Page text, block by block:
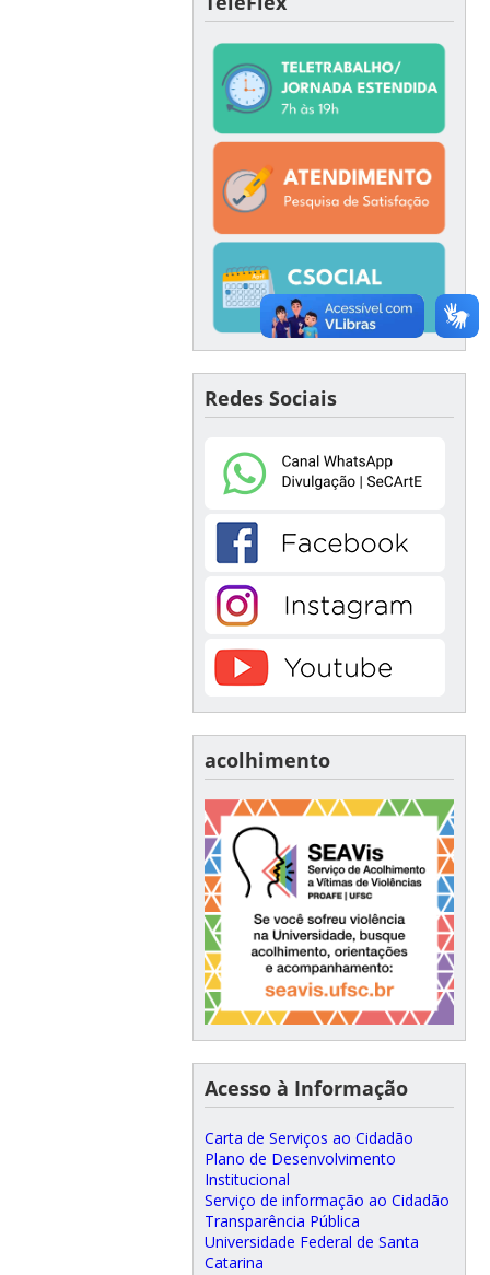
Redes Sociais
acolhimento
Acesso à Informação
Carta de Serviços ao Cidadão
Plano de Desenvolvimento
Institucional
Serviço de informação ao Cidadão
Transparência Pública
Universidade Federal de Santa
Catarina